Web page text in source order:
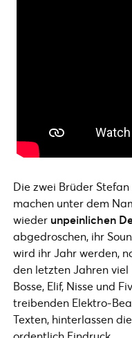
Die zwei Brüder
machen unter dem
wieder unpeinlichen
abgedroschen, ihr
wird ihr Jahr werden,
den letzten Jahren
Bosse, Elif, Nisse und
treibenden Elektro-
Texten, hinterlassen